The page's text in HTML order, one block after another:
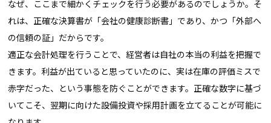
なぜ、ここまで細かくチェックを行う必要があるのでしょうか。そ
れは、正確な決算書が「会社の健康診断書」であり、かつ「外部へ
の信頼の証」だからです。
適正な会計処理を行うことで、経営者は自社の本当の利益を把握で
きます。利益が出ていると思っていたのに、実は在庫の評価ミスで
赤字だった、という事態を防ぐことができます。正確な数字に基づ
いてこそ、翌期に向けた設備投資や採用計画を立てることが可能に